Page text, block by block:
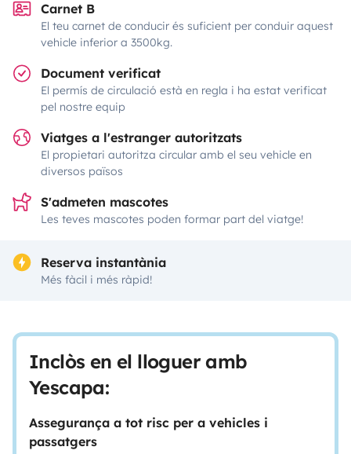
Carnet B
El teu carnet de conducir és suficient per conduir aquest
vehicle inferior a 3500kg.
Document verificat
El permís de circulació està en regla i ha estat verificat
pel nostre equip
Viatges a l'estranger autoritzats
El propietari autoritza circular amb el seu vehicle en
diversos països
S'admeten mascotes
Les teves mascotes poden formar part del viatge!
Reserva instantània
Més fàcil i més ràpid!
Inclòs en el lloguer amb
Yescapa:
Assegurança a tot risc per a vehicles i
passatgers